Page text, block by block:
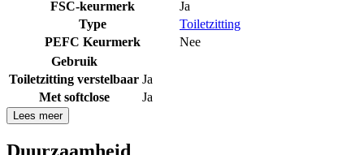
FSC-keurmerk
Ja
Type
Toiletzitting
PEFC Keurmerk
Nee
Gebruik
Toiletzitting verstelbaar Ja
Met softclose
Ja
Lees meer
Duurzaamheid